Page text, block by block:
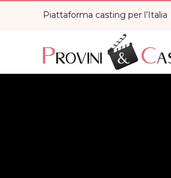
Piattaforma casting per l’Italia